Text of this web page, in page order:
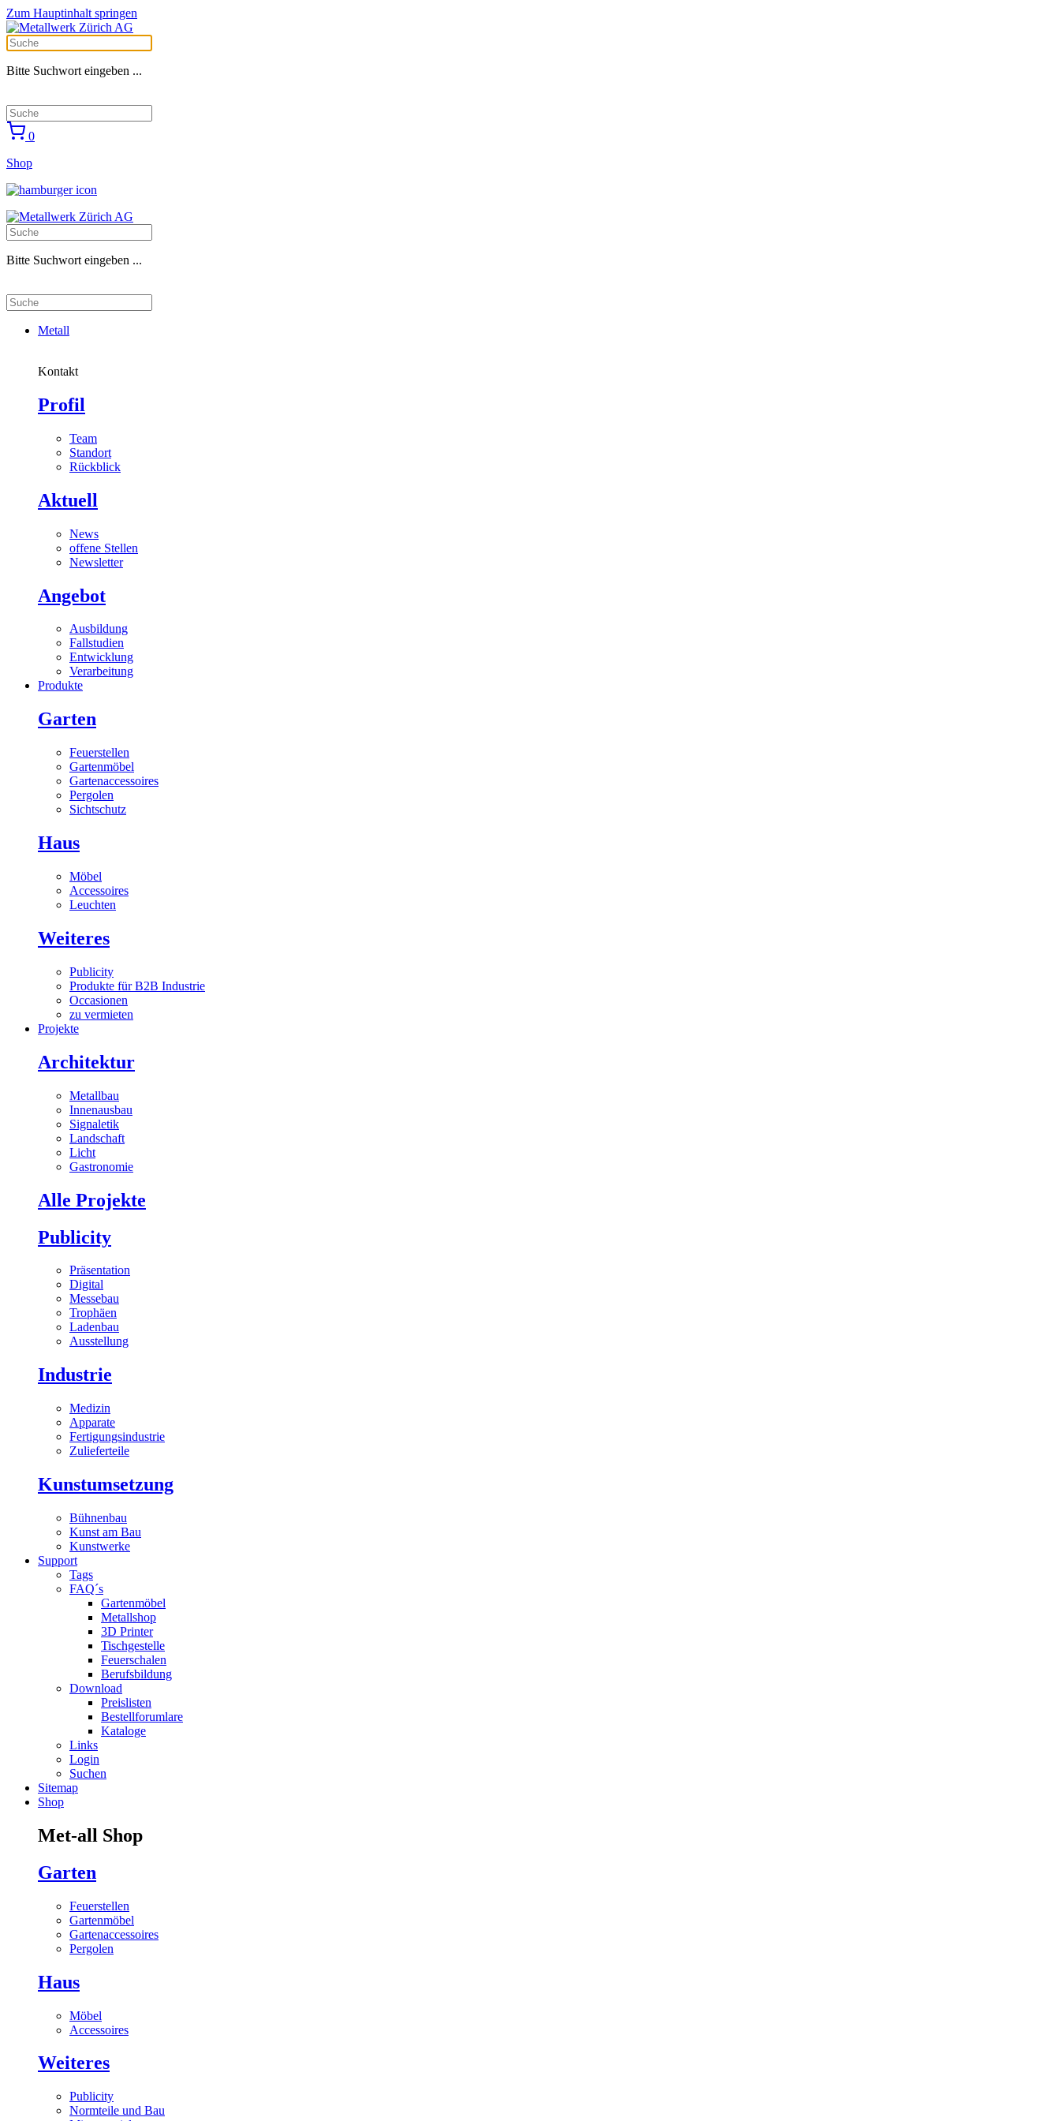
Zum Hauptinhalt springen
Bitte Suchwort eingeben ...
0
Shop
Bitte Suchwort eingeben ...
Metall
Kontakt
Profil
Team
Standort
Rückblick
Aktuell
News
offene Stellen
Newsletter
Angebot
Ausbildung
Fallstudien
Entwicklung
Verarbeitung
Produkte
Garten
Feuerstellen
Gartenmöbel
Gartenaccessoires
Pergolen
Sichtschutz
Haus
Möbel
Accessoires
Leuchten
Weiteres
Publicity
Produkte für B2B Industrie
Occasionen
zu vermieten
Projekte
Architektur
Metallbau
Innenausbau
Signaletik
Landschaft
Licht
Gastronomie
Alle Projekte
Publicity
Präsentation
Digital
Messebau
Trophäen
Ladenbau
Ausstellung
Industrie
Medizin
Apparate
Fertigungsindustrie
Zulieferteile
Kunstumsetzung
Bühnenbau
Kunst am Bau
Kunstwerke
Support
Tags
FAQ´s
Gartenmöbel
Metallshop
3D Printer
Tischgestelle
Feuerschalen
Berufsbildung
Download
Preislisten
Bestellforumlare
Kataloge
Links
Login
Suchen
Sitemap
Shop
Met-all Shop
Garten
Feuerstellen
Gartenmöbel
Gartenaccessoires
Pergolen
Haus
Möbel
Accessoires
Weiteres
Publicity
Normteile und Bau